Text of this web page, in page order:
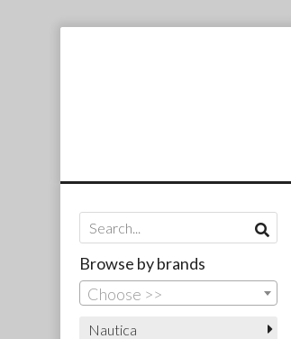
Browse by brands
Choose >>
Nautica